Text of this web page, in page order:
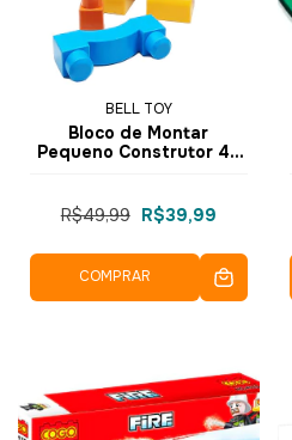
BELL TOY
Bloco de Montar
Pequeno Construtor 46
R$49,99 R$39,99
COMPRAR